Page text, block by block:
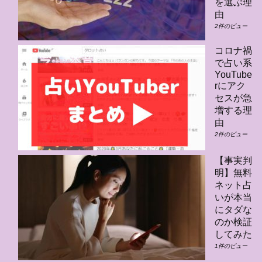
由
2件のビュー
コロナ禍
で占い系
YouTube
rにアク
セスが急
増する理
由
2件のビュー
【事実判
明】無料
ネット占
いが本当
にタダな
のか検証
してみた
1件のビュー